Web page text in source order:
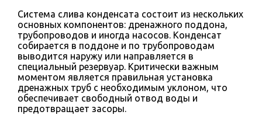
Система слива конденсата состоит из нескольких
основных компонентов: дренажного поддона,
трубопроводов и иногда насосов. Конденсат
собирается в поддоне и по трубопроводам
выводится наружу или направляется в
специальный резервуар. Критически важным
моментом является правильная установка
дренажных труб с необходимым уклоном, что
обеспечивает свободный отвод воды и
предотвращает засоры.